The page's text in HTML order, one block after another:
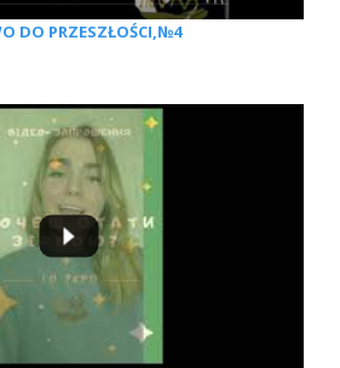
DO PRZESZŁOŚCI,№4